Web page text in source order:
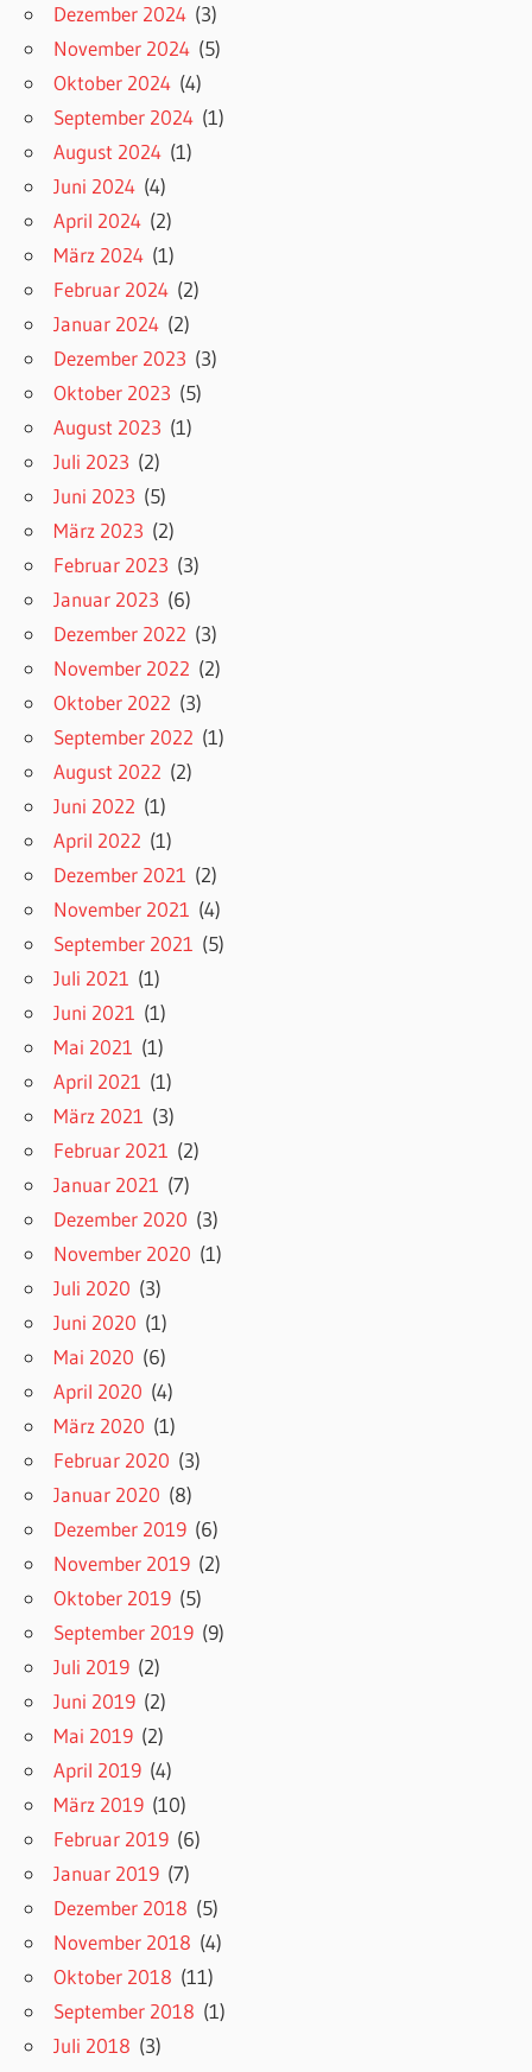
Dezember 2024 (3)
November 2024 (5)
Oktober 2024 (4)
September 2024 (1)
August 2024 (1)
Juni 2024 (4)
April 2024 (2)
März 2024 (1)
Februar 2024 (2)
Januar 2024 (2)
Dezember 2023 (3)
Oktober 2023 (5)
August 2023 (1)
Juli 2023 (2)
Juni 2023 (5)
März 2023 (2)
Februar 2023 (3)
Januar 2023 (6)
Dezember 2022 (3)
November 2022 (2)
Oktober 2022 (3)
September 2022 (1)
August 2022 (2)
Juni 2022 (1)
April 2022 (1)
Dezember 2021 (2)
November 2021 (4)
September 2021 (5)
Juli 2021 (1)
Juni 2021 (1)
Mai 2021 (1)
April 2021 (1)
März 2021 (3)
Februar 2021 (2)
Januar 2021 (7)
Dezember 2020 (3)
November 2020 (1)
Juli 2020 (3)
Juni 2020 (1)
Mai 2020 (6)
April 2020 (4)
März 2020 (1)
Februar 2020 (3)
Januar 2020 (8)
Dezember 2019 (6)
November 2019 (2)
Oktober 2019 (5)
September 2019 (9)
Juli 2019 (2)
Juni 2019 (2)
Mai 2019 (2)
April 2019 (4)
März 2019 (10)
Februar 2019 (6)
Januar 2019 (7)
Dezember 2018 (5)
November 2018 (4)
Oktober 2018 (11)
September 2018 (1)
Juli 2018 (3)